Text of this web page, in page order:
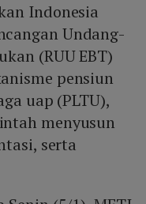
Indonesia
Undang-
(RUU EBT)
pensiun
uap (PLTU),
menyusun
serta